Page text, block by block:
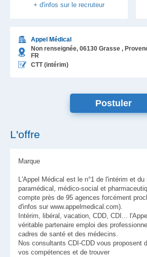
+ d'infos sur le recruteur
Appel Médical
Non renseignée, 06130 Grasse ,
FR
CTT (intérim)
L'offre
Marque
L'Appel Médical est le n°1 de l'intérim et
paramédical, médico-social et
compte près de 95 agences forcément
d'infos sur www.appelmedical.com).
Intérim, libéral, vacation, CDD, CDI...
véritable partenaire emploi des
cadres de santé et des médecins.
Nos consultants CDI-CDD vous proposent
vos compétences et de trouver